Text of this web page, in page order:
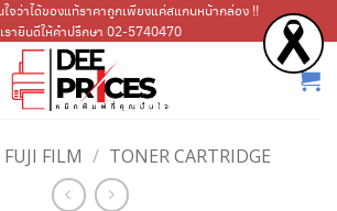
จว่าได้ของแท้ราคาถูกเพียงแค่สแกนหน้ากล่อง !!
เรายินดีให้คำปรึกษา 02-5740470
FUJI FILM / TONER CARTRIDGE